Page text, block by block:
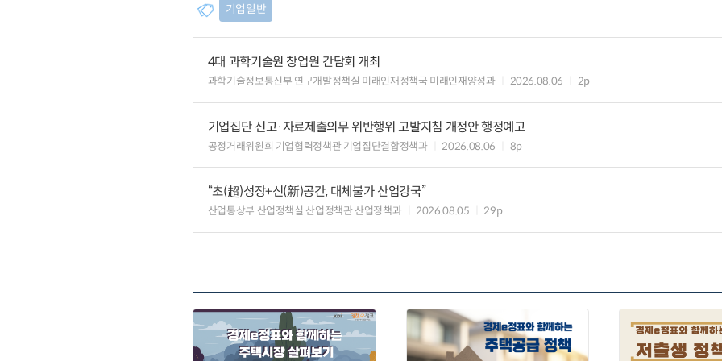
기업일반
4대 과학기술원 창업원 간담회 개최
과학기술정보통신부 연구개발정책실 미래인재정책국 미래인재양성과 2026.08.06 2p
기업집단 신고·자료제출의무 위반행위 고발지침 개정안 행정예고
공정거래위원회 기업협력정책관 기업집단결합정책과 2026.08.06 8p
“초(超)성장+신(新)공간, 대체불가 산업강국”
산업통상부 산업정책실 산업정책관 산업정책과 2026.08.05 29p